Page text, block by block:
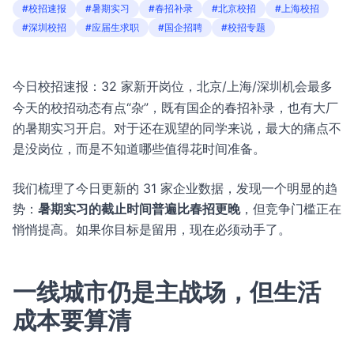
#校招速报 #暑期实习 #春招补录 #北京校招
#上海校招
#深圳校招
#应届生求职 #国企招聘 #校招专题
今日校招速报：32 家新开岗位，北京/上海/深圳机会最多
今天的校招动态有点“杂”，既有国企的春招补录，也有大厂
的暑期实习开启。对于还在观望的同学来说，最大的痛点不
是没岗位，而是不知道哪些值得花时间准备。
我们梳理了今日更新的 31 家企业数据，发现一个明显的趋
势： 暑期实习的截止时间普遍比春招更晚，但竞争门槛正在
悄悄提高。如果你目标是留用，现在必须动手了。
一线城市仍是主战场，但生活
成本要算清